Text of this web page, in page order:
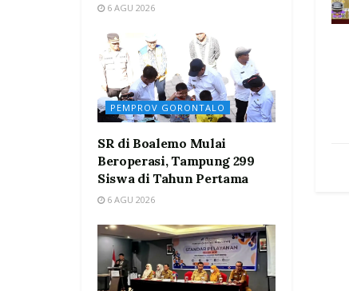
6 AGU 2026
PEMPROV GORONTALO
SR di Boalemo Mulai
Beroperasi, Tampung 299
Siswa di Tahun Pertama
6 AGU 2026